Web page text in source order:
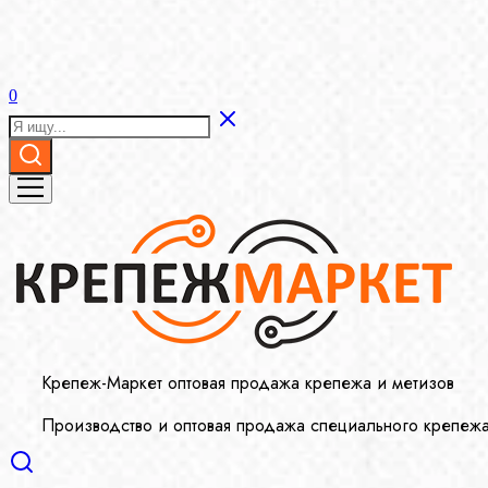
0
Крепеж-Маркет оптовая продажа крепежа и метизов
Производство и оптовая продажа специального